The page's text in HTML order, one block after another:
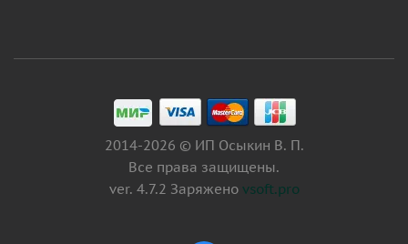
2014-2026 © ИП Осыкин В. П.
Все права защищены.
ver. 4.7.2 Заряжено vsoft.pro